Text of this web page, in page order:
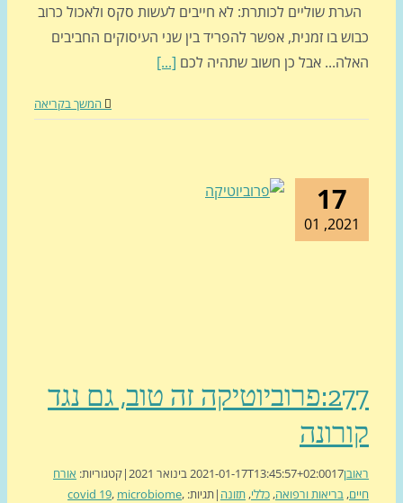
שוליים לכותרת: לא חייבים לעשות סקס ולאכול כרוב
בו זמנית, אפשר להפריד בין שני העיסוקים החביבים
אבל כן חשוב שתהיה לכם[...]
המשך בקריאה
277:פרוביוטיקה זה טוב, גם נגד
2021-01-17T13:45:57+02:00
|קטגוריות:אורח
בריאות ורפואה,כללי,תזונה|תגיות: covid 19,microbiome,